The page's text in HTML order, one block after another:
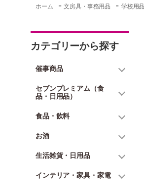
ホーム -文房具・事務用品 - 学校用品
カテゴリーから探す
催事商品
セブンプレミアム（食
品・日用品）
食品・飲料
お酒
生活雑貨・日用品
インテリア・家具・家電